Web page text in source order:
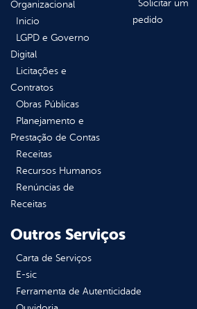
Organizacional
Inicio
LGPD e Governo
Digital
Licitações e
Contratos
Obras Públicas
Planejamento e
Prestação de Contas
Receitas
Recursos Humanos
Renúncias de
Receitas
Solicitar um
pedido
Outros Serviços
Carta de Serviços
E-sic
Ferramenta de Autenticidade